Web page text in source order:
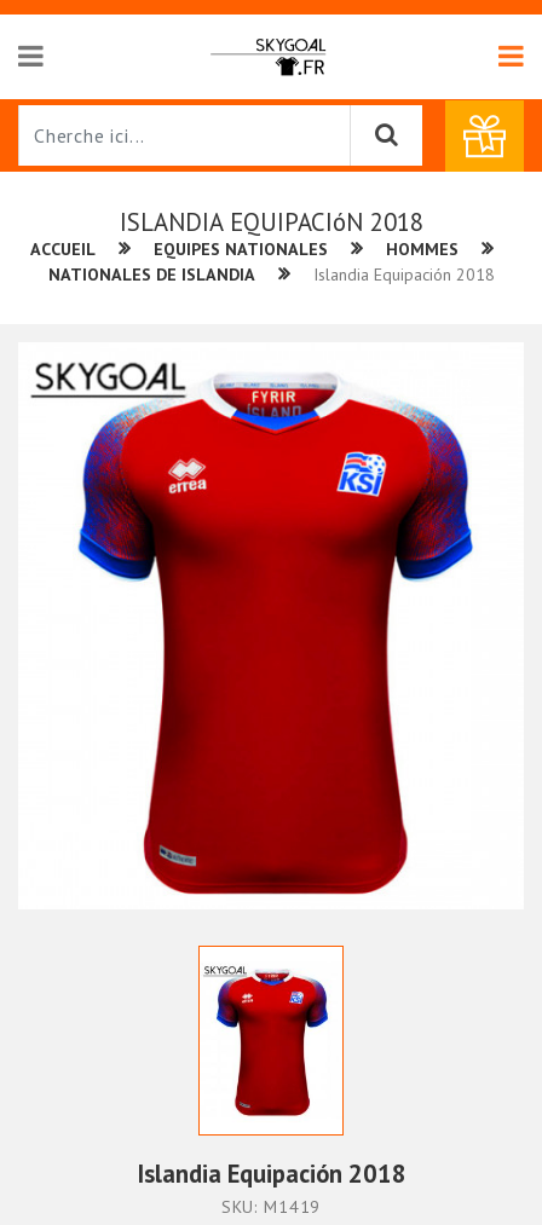
ISLANDIA EQUIPACIóN 2018
ACCUEIL EQUIPES NATIONALES
HOMMES
NATIONALES DE ISLANDIA
Islandia Equipación 2018
Islandia Equipación 2018
SKU: M1419